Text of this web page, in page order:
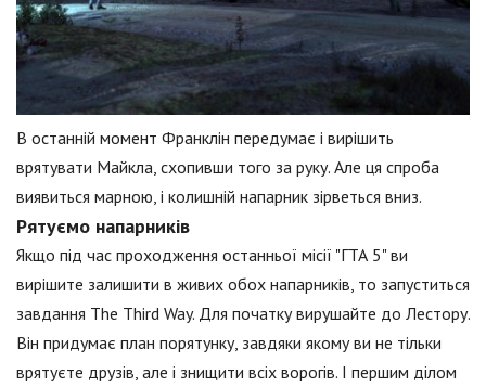
В останній момент Франклін передумає і вирішить
врятувати Майкла, схопивши того за руку. Але ця спроба
виявиться марною, і колишній напарник зірветься вниз.
Рятуємо напарників
Якщо під час проходження останньої місії "ГТА 5" ви
вирішите залишити в живих обох напарників, то запуститься
завдання The Third Way. Для початку вирушайте до Лестору.
Він придумає план порятунку, завдяки якому ви не тільки
врятуєте друзів, але і знищити всіх ворогів. І першим ділом